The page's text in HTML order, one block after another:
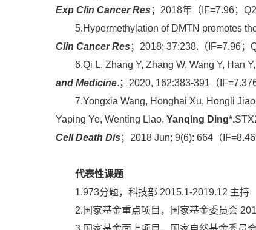
Exp Clin Cancer Res ；2018年（IF=7.96；Q2
5.Hypermethylation of DMTN promotes
Clin Cancer Res ；2018; 37:238.（IF=7.96；
6.Qi L, Zhang Y, Zhang W, Wang Y, Han Y,
and Medicine.；2020, 162:383-391（IF=7.376
7.Yongxia Wang, Honghai Xu, Hongli
Yaping Ye, Wenting Liao, Yanqing Ding*.
Cell Death Dis ；2018 Jun; 9(6): 664（
代表性课题
1.973分题，科技部 2015.1-2019.12 主持
2.国家基金重点项目，国家基金委员会